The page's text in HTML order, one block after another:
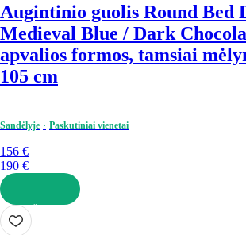
Augintinio guolis Round Bed
Medieval Blue / Dark
apvalios formos, tamsiai
105 cm
Sandėlyje Paskutiniai vienetai
156 €
190 €
Į KREPŠELĮ